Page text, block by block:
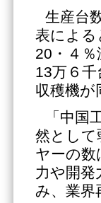
生産台
表による
20・４
13万６
収穫機が
「中
然として
ヤーの数
力や開発
み、業界